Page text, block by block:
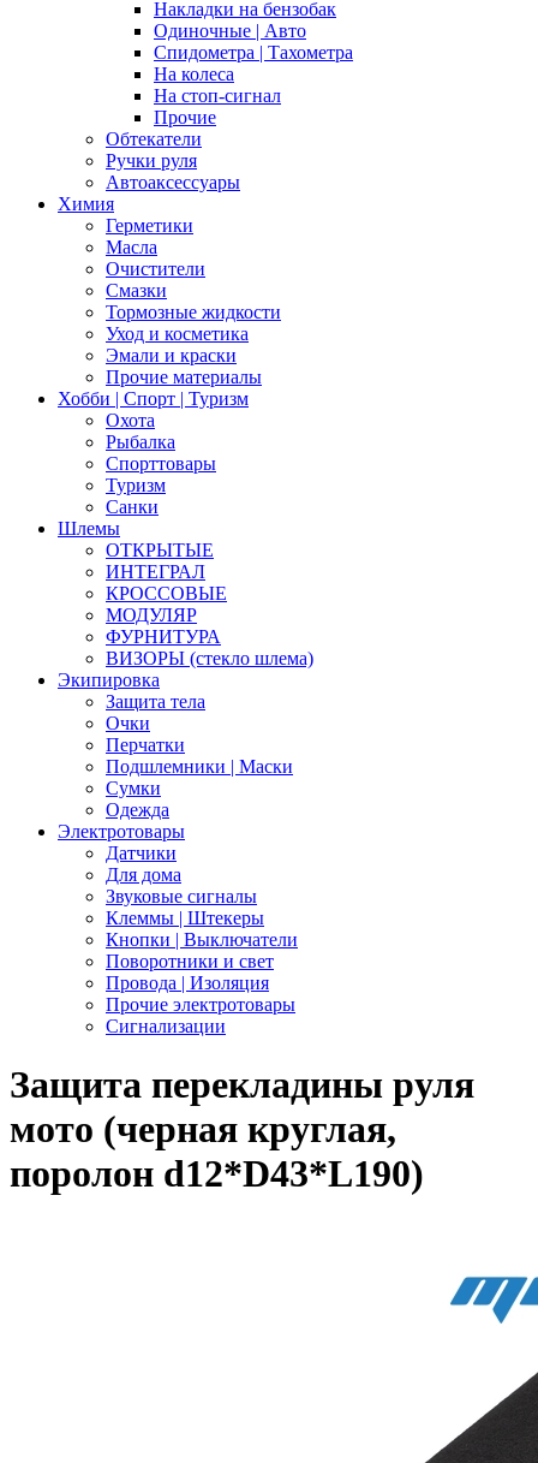
Накладки на бензобак
Одиночные | Авто
Спидометра | Тахометра
На колеса
На стоп-сигнал
Прочие
Обтекатели
Ручки руля
Автоаксессуары
Химия
Герметики
Масла
Очистители
Смазки
Тормозные жидкости
Уход и косметика
Эмали и краски
Прочие материалы
Хобби | Cпорт | Туризм
Охота
Рыбалка
Спорттовары
Туризм
Санки
Шлемы
ОТКРЫТЫЕ
ИНТЕГРАЛ
КРОССОВЫЕ
МОДУЛЯР
ФУРНИТУРА
ВИЗОРЫ (стекло шлема)
Экипировка
Защита тела
Очки
Перчатки
Подшлемники | Маски
Сумки
Одежда
Электротовары
Датчики
Для дома
Звуковые сигналы
Клеммы | Штекеры
Кнопки | Выключатели
Поворотники и свет
Провода | Изоляция
Прочие электротовары
Сигнализации
Защита перекладины руля
мото (черная круглая,
поролон d12*D43*L190)